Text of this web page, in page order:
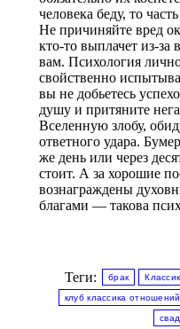
человека беду, то
Не причиняйте вред
кто-то выплачет из-за
вам. Психология
свойственно
вы не добьетесь
душу и притяните
Вселенную злобу,
ответного удара.
же день или через
стоит. А за хорошие
вознаграждены
благами — такова
Теги: брак
клуб классика отношений